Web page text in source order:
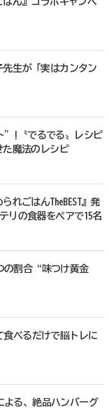
先生が「実はカンタン
”!〝でるでる〟レシピ
魔法のレシピ
れごはんTheBEST』発
リの食器をペアで15名
の割合“味つけ黄金
食べるだけで脳トレに
よる、絶品ハンバーグ